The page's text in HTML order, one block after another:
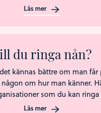
Läs mer
du ringa nån?
kännas bättre om man får
om hur man känner.
som du kan
Läs mer